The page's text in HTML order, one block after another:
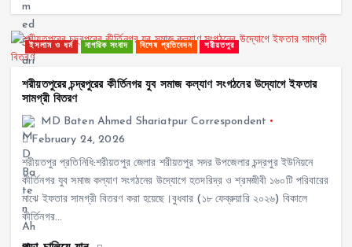
ইসলাম ও ধর্ম নাগরিক সংবাদ বিশেষ প্রতিবেদন শরীয়তপুর
শরীয়তপুরের চন্দ্রপুরের কীর্তিনগর যুব সমাজ কল্যাণ সংগঠনের উদ্যোগে ইফতার
সামগ্রী বিতরণ
MD Baten Ahmed Shariatpur Correspondent
February 24, 2026
শরীয়তপুর প্রতিনিধি:শরীয়তপুর জেলার শরীয়তপুর সদর উপজেলার চন্দ্রপুর ইউনিয়নে
কীর্তিনগর যুব সমাজ কল্যাণ সংগঠনের উদ্যোগে হতদরিদ্র ও শ্রমজীবী ১৬০টি পরিবারের
মাঝে ইফতার সামগ্রী বিতরণ করা হয়েছে।বুধবার (১৮ ফেব্রুয়ারি ২০২৬) বিকালে
কীর্তিনগর…